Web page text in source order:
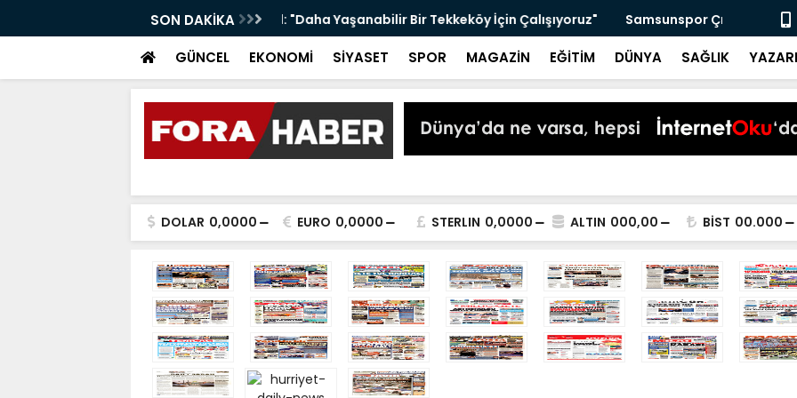
SON DAKİKA
Bir Tekkeköy İçin Çalışıyoruz" Samsunspor Çıtayı Yükseltti! Başkan
GÜNCEL EKONOMİ SİYASET SPOR MAGAZİN EĞİTİM DÜNYA SAĞLIK
DOLAR 0,0000 EURO 0,0000 STERLIN 0,0000 ALTIN 000,00 BİST 00.000